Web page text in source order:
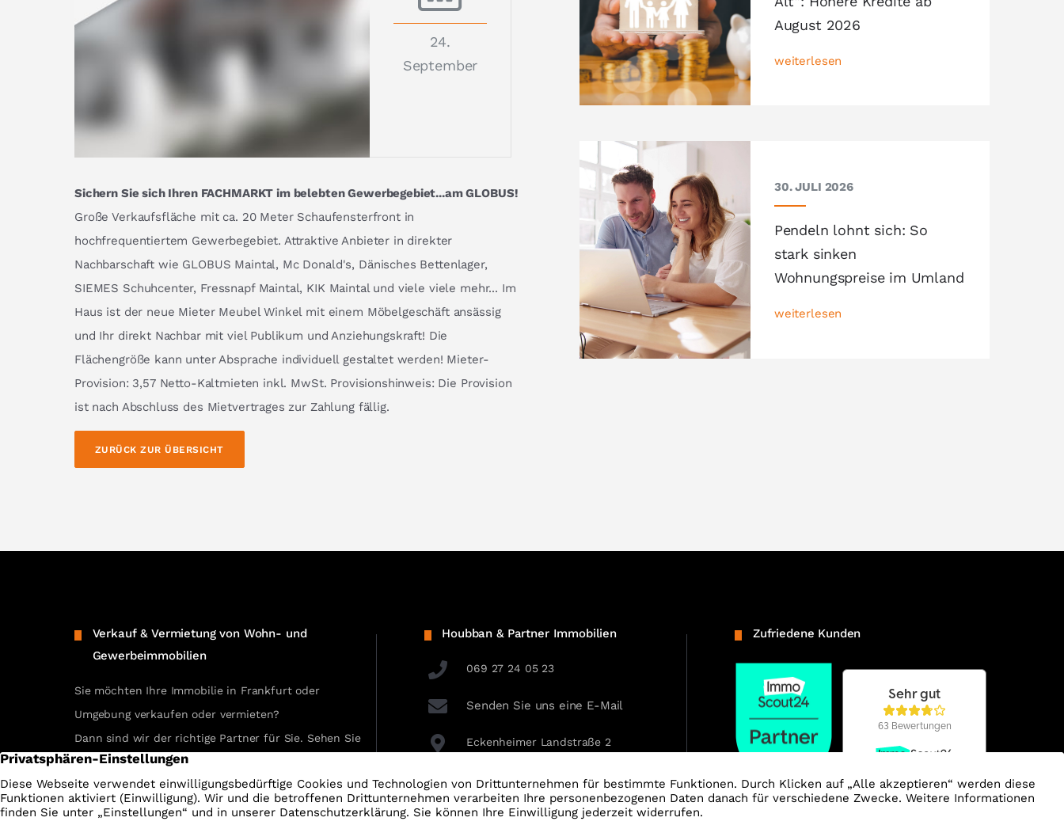
24.
September
Sichern Sie sich Ihren FACHMARKT im belebten Gewerbegebiet...am GLOBUS!
Große Verkaufsfläche mit ca. 20 Meter Schaufensterfront in
hochfrequentiertem Gewerbegebiet. Attraktive Anbieter in direkter
Nachbarschaft wie GLOBUS Maintal, Mc Donald's, Dänisches Bettenlager,
SIEMES Schuhcenter, Fressnapf Maintal, KIK Maintal und viele viele mehr... Im
Haus ist der neue Mieter Meubel Winkel mit einem Möbelgeschäft ansässig
und Ihr direkt Nachbar mit viel Publikum und Anziehungskraft! Die
Flächengröße kann unter Absprache individuell gestaltet werden! Mieter-
Provision: 3,57 Netto-Kaltmieten inkl. MwSt. Provisionshinweis: Die Provision
ist nach Abschluss des Mietvertrages zur Zahlung fällig.
ZURÜCK ZUR ÜBERSICHT
August 2026
weiterlesen
30. JULI 2026
Pendeln lohnt sich: So
stark sinken
Wohnungspreise im Umland
weiterlesen
Verkauf & Vermietung von Wohn- und
Gewerbeimmobilien
Sie möchten Ihre Immobilie in Frankfurt oder
Umgebung verkaufen oder vermieten?
Dann sind wir der richtige Partner für Sie. Sehen Sie
selbst unsere erfolgreichen Referenzen.
REFERENZEN ANSEHEN
Houbban & Partner Immobilien
069 27 24 05 23
Senden Sie uns eine E-Mail
Eckenheimer Landstraße 2
Zufriedene Kunden